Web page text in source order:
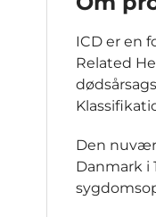
ICD er en
Related
Den
Danmark i